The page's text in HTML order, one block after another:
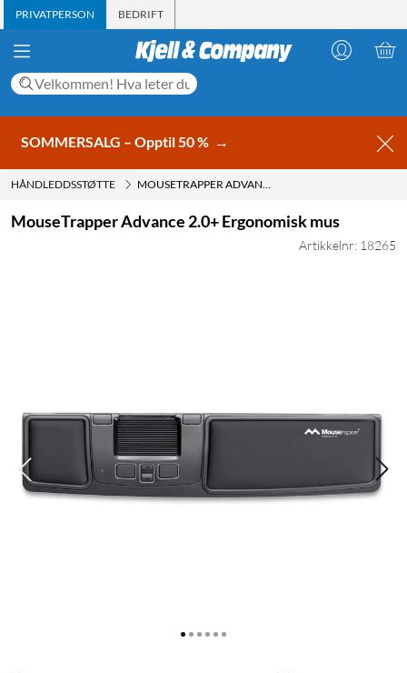
PRIVATPERSON BEDRIFT
SOMMERSALG – Opptil 50 % →
HÅNDLEDDSSTØTTE MOUSETRAPPER ADVANCE 2.0+ ERGONOMISK MUS
MouseTrapper Advance 2.0+ Ergonomisk mus
Artikkelnr: 18265